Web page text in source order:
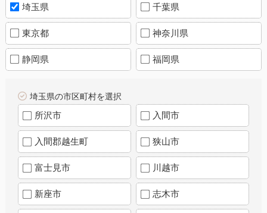
埼玉県 千葉県
東京都 神奈川県
静岡県 福岡県
埼玉県の市区町村を選択
所沢市 入間市
入間郡越生町 狭山市
富士見市 川越市
新座市 志木市